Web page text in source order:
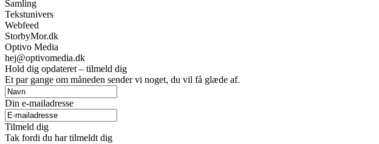
Samling
Tekstunivers
Webfeed
StorbyMor.dk
Optivo Media
hej@optivomedia.dk
Hold dig opdateret – tilmeld dig
Et par gange om måneden sender vi noget, du vil få glæde af.
Din e-mailadresse
Tilmeld dig
Tak fordi du har tilmeldt dig